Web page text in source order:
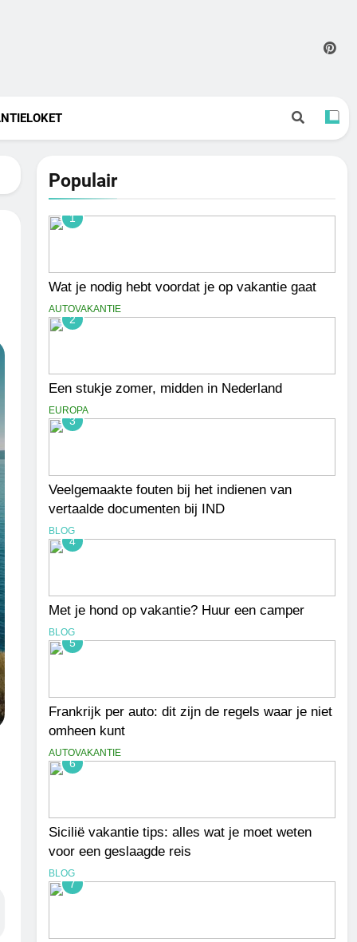
Populair
1
Wat je nodig hebt voordat je op vakantie gaat
AUTOVAKANTIE
2
Een stukje zomer, midden in Nederland
EUROPA
3
Veelgemaakte fouten bij het indienen van
vertaalde documenten bij IND
BLOG
4
Met je hond op vakantie? Huur een camper
BLOG
5
Frankrijk per auto: dit zijn de regels waar je niet
omheen kunt
AUTOVAKANTIE
6
Sicilië vakantie tips: alles wat je moet weten
voor een geslaagde reis
BLOG
7